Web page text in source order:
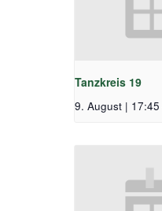
Tanzkreis 19
9. August | 17:45